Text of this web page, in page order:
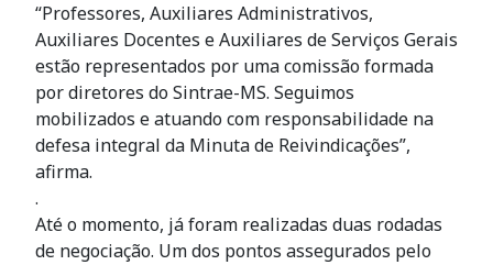
“Professores, Auxiliares Administrativos,
Auxiliares Docentes e Auxiliares de Serviços Gerais
estão representados por uma comissão formada
por diretores do Sintrae-MS. Seguimos
mobilizados e atuando com responsabilidade na
defesa integral da Minuta de Reivindicações”,
afirma.
.
Até o momento, já foram realizadas duas rodadas
de negociação. Um dos pontos assegurados pelo